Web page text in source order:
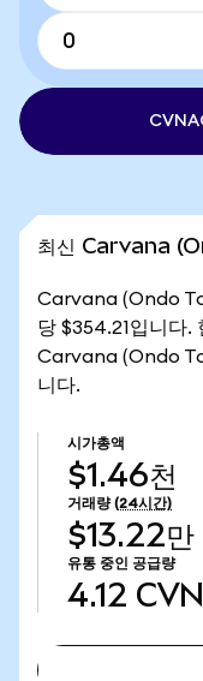
최신 Carvana
Carvana (Ondo
당 $354.21입니다.
Carvana (Ondo
니다.
시가총액
$1.46천
거래량 (24시간)
$13.22만
유통 중인 공급량
4.12